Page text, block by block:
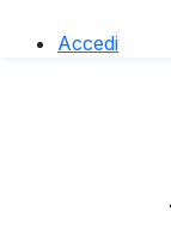
Accedi